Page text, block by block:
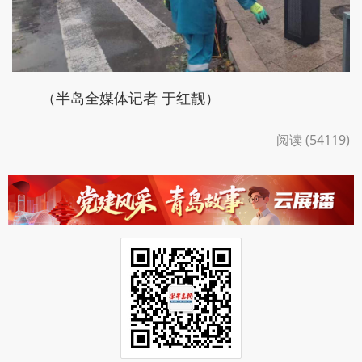
（半岛全媒体记者 于红靓）
阅读 (54119)